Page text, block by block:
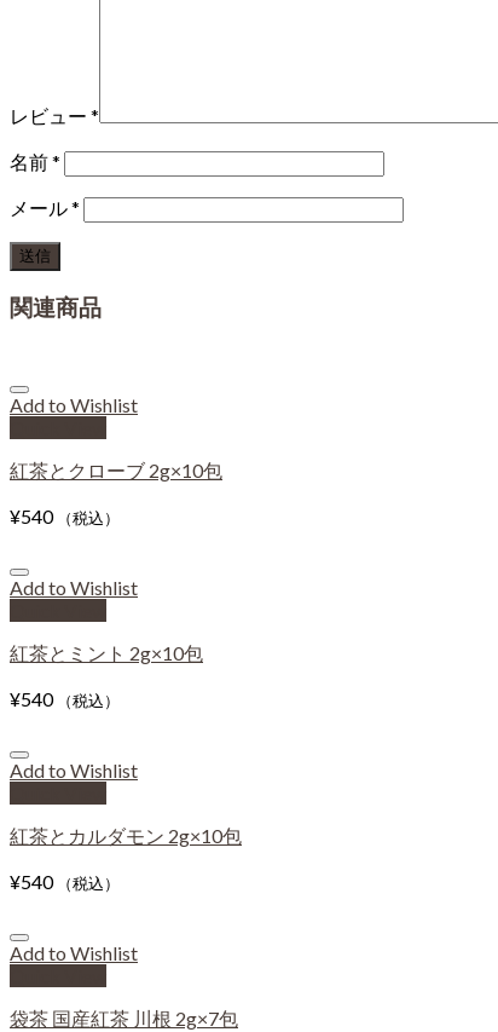
レビュー *
名前*
メール*
関連商品
Add to Wishlist
紅茶とクローブ 2g×10包
¥540 （税込）
Add to Wishlist
紅茶とミント 2g×10包
¥540 （税込）
Add to Wishlist
紅茶とカルダモン 2g×10包
¥540 （税込）
Add to Wishlist
袋茶 国産紅茶 川根 2g×7包